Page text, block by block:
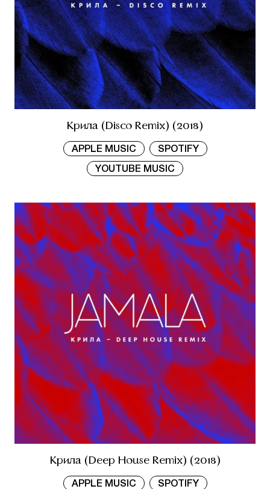
Крила (Disco Remix) (2018)
APPLE MUSIC SPOTIFY
YOUTUBE MUSIC
Крила (Deep House Remix) (2018)
APPLE MUSIC SPOTIFY